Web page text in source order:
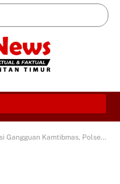
Polsek Sambaliung Gelar Patroli Gabungan Malam Minggu